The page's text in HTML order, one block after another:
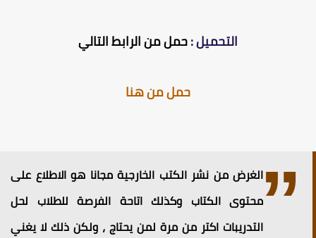
التحميل :حمل من الرابط التالي
حمل من هنا
الغرض من نشر الكتب الخارجية مجانا هو الاطلاع على
محتوى الكتاب وكذلك اتاحة الفرصة للطلاب لحل
التدريبات اكتر من مرة لمن يحتاج ، ولكن ذلك لا يغني